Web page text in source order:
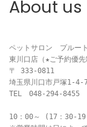
About us
ペットサロン　プルート
東川口店（★ご予約優先
〒 333-0811
埼玉県川口市戸塚1-4-
TEL　048-294-8455
10：00～ (17：30-